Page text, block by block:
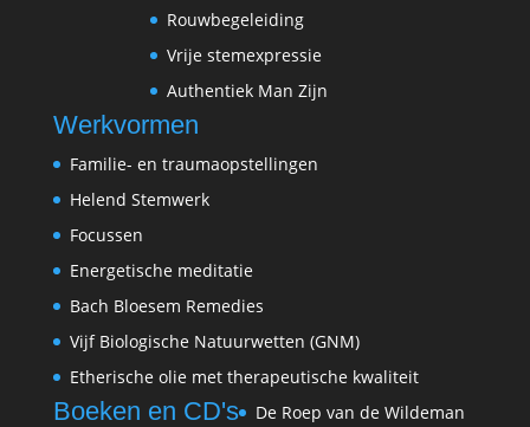
Rouwbegeleiding
Vrije stemexpressie
Authentiek Man Zijn
Werkvormen
Familie- en traumaopstellingen
Helend Stemwerk
Focussen
Energetische meditatie
Bach Bloesem Remedies
Vijf Biologische Natuurwetten (GNM)
Etherische olie met therapeutische kwaliteit
Boeken en CD's
De Roep van de Wildeman